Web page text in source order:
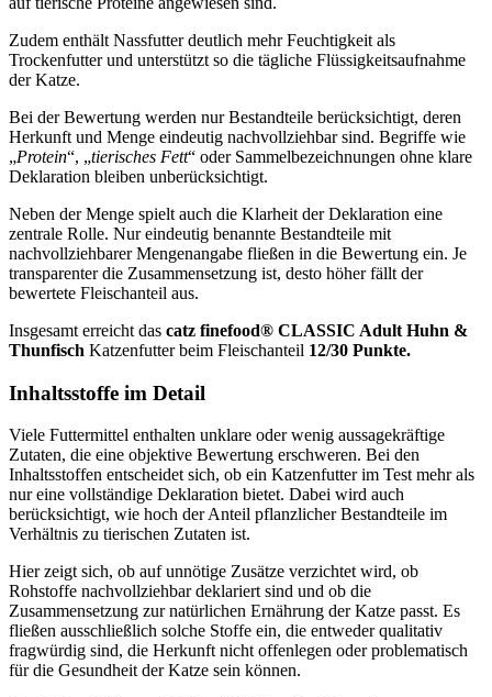
Zudem enthält Nassfutter deutlich mehr Feuchtigkeit als
Trockenfutter und unterstützt so die tägliche Flüssigkeitsaufnahme
der Katze.
Bei der Bewertung werden nur Bestandteile berücksichtigt, deren
Herkunft und Menge eindeutig nachvollziehbar sind. Begriffe wie
„Protein“, „tierisches Fett“ oder Sammelbezeichnungen ohne klare
Deklaration bleiben unberücksichtigt.
Neben der Menge spielt auch die Klarheit der Deklaration eine
zentrale Rolle. Nur eindeutig benannte Bestandteile mit
nachvollziehbarer Mengenangabe fließen in die Bewertung ein. Je
transparenter die Zusammensetzung ist, desto höher fällt der
bewertete Fleischanteil aus.
Insgesamt erreicht das catz finefood® CLASSIC Adult Huhn &
Thunfisch Katzenfutterbeim Fleischanteil 12/30 Punkte.
Inhaltsstoffe im Detail
Viele Futtermittel enthalten unklare oder wenig aussagekräftige
Zutaten, die eine objektive Bewertung erschweren. Bei den
Inhaltsstoffen entscheidet sich, ob ein Katzenfutter im Test mehr als
nur eine vollständige Deklaration bietet. Dabei wird auch
berücksichtigt, wie hoch der Anteil pflanzlicher Bestandteile im
Verhältnis zu tierischen Zutaten ist.
Hier zeigt sich, ob auf unnötige Zusätze verzichtet wird, ob
Rohstoffe nachvollziehbar deklariert sind und ob die
Zusammensetzung zur natürlichen Ernährung der Katze passt. Es
fließen ausschließlich solche Stoffe ein, die entweder qualitativ
fragwürdig sind, die Herkunft nicht offenlegen oder problematisch
für die Gesundheit der Katze sein können.